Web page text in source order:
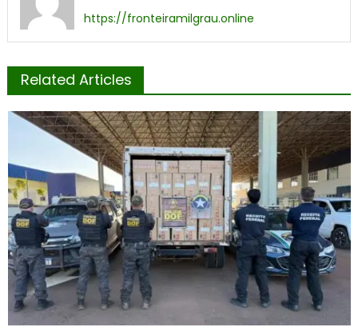
https://fronteiramilgrau.online
Related Articles